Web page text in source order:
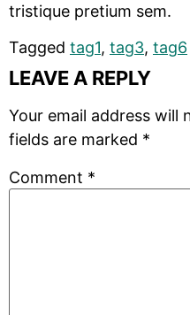
tristique pretium sem.
Tagged tag1, tag3, tag6
LEAVE A REPLY
Your email address will
fields are marked *
Comment *